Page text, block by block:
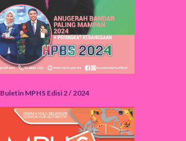
Buletin MPHS Edisi 2 / 2024